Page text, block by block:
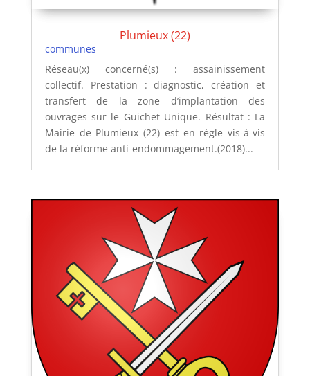
Plumieux (22)
communes
Réseau(x) concerné(s) : assainissement
collectif. Prestation : diagnostic, création et
transfert de la zone d’implantation des
ouvrages sur le Guichet Unique. Résultat : La
Mairie de Plumieux (22) est en règle vis-à-vis
de la réforme anti-endommagement.(2018)...